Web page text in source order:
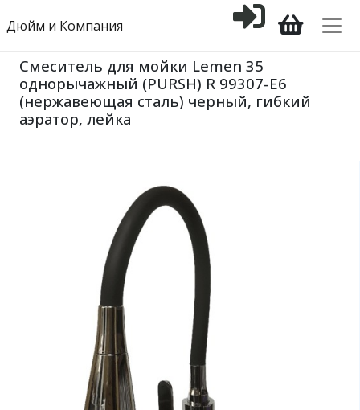
Дюйм и Компания
Смеситель для мойки Lemen 35
однорычажный (PURSH) R 99307-Е6
(нержавеющая сталь) черный, гибкий
аэратор, лейка